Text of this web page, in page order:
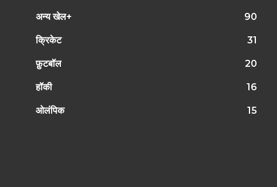
अन्य खेल+ 90
क्रिकेट 31
फ़ुटबॉल 20
हॉकी 16
ओलंपिक 15